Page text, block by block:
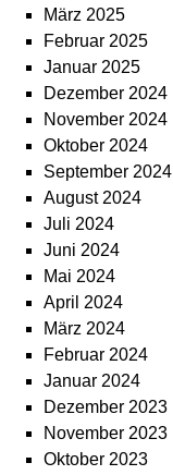
März 2025
Februar 2025
Januar 2025
Dezember 2024
November 2024
Oktober 2024
September 2024
August 2024
Juli 2024
Juni 2024
Mai 2024
April 2024
März 2024
Februar 2024
Januar 2024
Dezember 2023
November 2023
Oktober 2023